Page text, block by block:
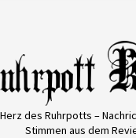
des Ruhrpotts –
Stimmen aus dem